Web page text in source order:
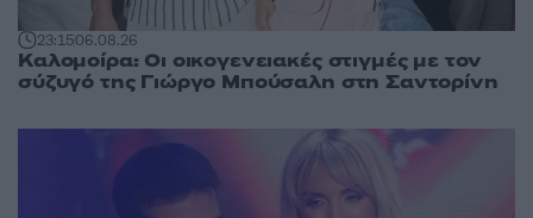
23:1506.08.26
Καλομοίρα: Οι οικογενειακές στιγμές με τον
σύζυγό της Γιώργο Μπούσαλη στη Σαντορίνη